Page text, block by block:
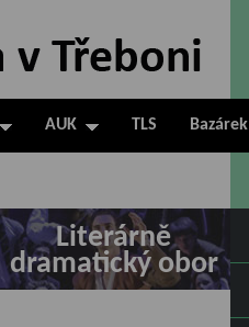
AUK TLS Bazárek
Literárně
dramatický obor